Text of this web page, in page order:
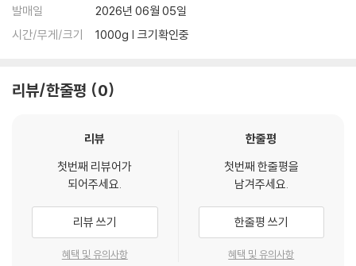
발매일
2026년 06월 05일
시간/무게/크기
1000g | 크기확인중
리뷰/한줄평 0
리뷰
첫번째 리뷰어가
되어주세요.
리뷰 쓰기
혜택 및 유의사항
한줄평
첫번째 한줄평을
남겨주세요.
한줄평 쓰기
혜택 및 유의사항